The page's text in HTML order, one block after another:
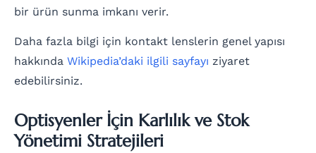
bir ürün sunma imkanı verir.
Daha fazla bilgi için kontakt lenslerin genel yapısı
hakkında Wikipedia’daki ilgili sayfayı ziyaret
edebilirsiniz.
Optisyenler İçin Karlılık ve Stok
Yönetimi Stratejileri